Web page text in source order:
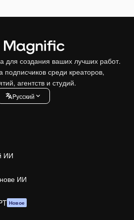
для создания ваших лучших работ.
среди креаторов,
агентств и студий.
Pусский
ИИ
ИИ
Новое